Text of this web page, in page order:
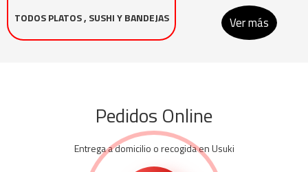
TODOS PLATOS , SUSHI Y BANDEJAS Ver más
Pedidos Online
Entrega a domicilio o recogida en Usuki